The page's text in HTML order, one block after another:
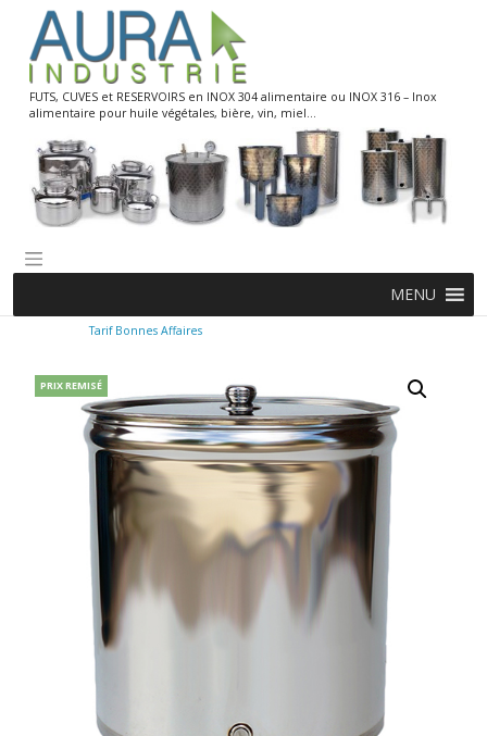
content
FUTS, CUVES et RESERVOIRS en INOX 304 alimentaire ou INOX 316 – Inox
alimentaire pour huile végétales, bière, vin, miel…
MENU
Tarif Bonnes Affaires
PRIX REMISÉ